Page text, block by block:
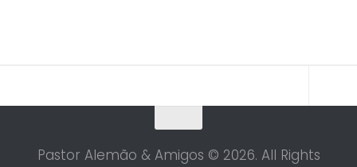
Pastor Alemão & Amigos © 2026. All Rights